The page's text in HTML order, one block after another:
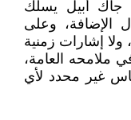
جاك أبيل يسلك
الإضافة، وعلى
ولا إشارات زمنية
ملامحه العامة،
غير محدد لأي